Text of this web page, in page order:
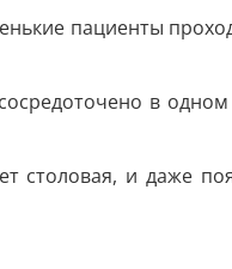
пациенты
в
и даже